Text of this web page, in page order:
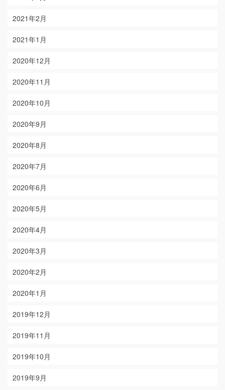
2021年2月
2021年1月
2020年12月
2020年11月
2020年10月
2020年9月
2020年8月
2020年7月
2020年6月
2020年5月
2020年4月
2020年3月
2020年2月
2020年1月
2019年12月
2019年11月
2019年10月
2019年9月